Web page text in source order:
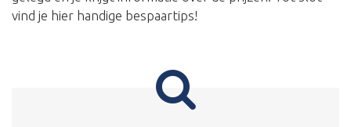
vind je hier handige bespaartips!